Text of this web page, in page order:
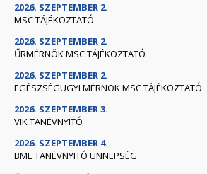
2026. SZEPTEMBER 2.
MSC TÁJÉKOZTATÓ
2026. SZEPTEMBER 2.
ŰRMÉRNÖK MSC TÁJÉKOZTATÓ
2026. SZEPTEMBER 2.
EGÉSZSÉGÜGYI MÉRNÖK MSC TÁJÉKOZTATÓ
2026. SZEPTEMBER 3.
VIK TANÉVNYITÓ
2026. SZEPTEMBER 4.
BME TANÉVNYITÓ ÜNNEPSÉG